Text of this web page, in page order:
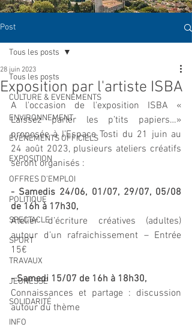
Post
Tous les posts
CULTURE & EVENEMENTS
ENVIRONNEMENT
ÉVÉNEMENTS OFFICIELS
EXPOSITION
OFFRES D'EMPLOI
POLITIQUE
SPECTACLE
SPORT
TRAVAUX
JEUNESSE
SOLIDARITÉ
INFO
Tous les posts
Exposition par l'artiste ISBA
28 juin 2023
A l'occasion de l'exposition ISBA «
Laissez parler les p’tits papiers…»
proposée à l’Espace Tosti du 21 juin au
24 août 2023, plusieurs ateliers créatifs
seront organisés :
- Samedis 24/06, 01/07, 29/07, 05/08
de 16h à 17h30,
Atelier d’écriture créatives (adultes)
autour d’un rafraichissement – Entrée
15€
- Samedi 15/07 de 16h à 18h30,
Connaissances et partage : discussion
autour du thème